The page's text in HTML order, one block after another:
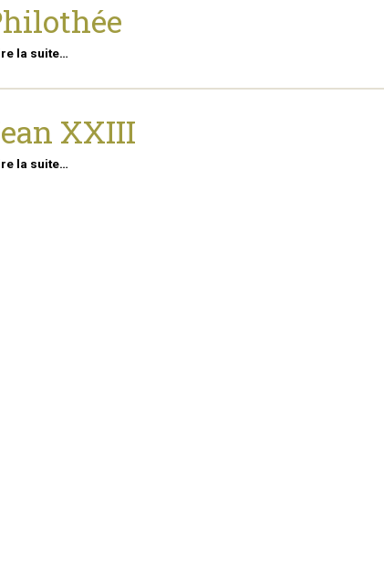
la suite…
XXIII
la suite…